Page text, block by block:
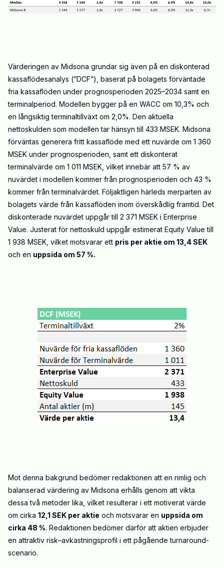
Värderingen av Midsona grundar sig även på en diskonterad
kassaflödesanalys (”DCF”), baserat på bolagets förväntade
fria kassaflöden under prognosperioden 2025–2034 samt en
terminalperiod. Modellen bygger på en WACC om 10,3% och
en långsiktig terminaltillväxt om 2,0%. Den aktuella
nettoskulden som modellen tar hänsyn till 433 MSEK. Midsona
förväntas generera fritt kassaflöde med ett nuvärde om 1 360
MSEK under prognosperioden, samt ett diskonterat
terminalvärde om 1 011 MSEK, vilket innebär att 57 % av
nuvärdet i modellen kommer från prognosperioden och 43 %
kommer från terminalvärdet. Följaktligen härleds merparten av
bolagets värde från kassaflöden inom överskådlig framtid. Det
diskonterade nuvärdet uppgår till 2 371 MSEK i Enterprise
Value. Justerat för nettoskuld uppgår estimerat Equity Value till
1 938 MSEK, vilket motsvarar ett pris per aktie om 13,4 SEK
och en uppsida om 57 %.
Mot denna bakgrund bedömer redaktionen att en rimlig och
balanserad värdering av Midsona erhålls genom att vikta
dessa två metoder lika, vilket resulterar i ett motiverat värde
om cirka 12,1 SEK per aktie och motsvarar en uppsida om
cirka 48 %. Redaktionen bedömer därför att aktien erbjuder
en attraktiv risk–avkastningsprofil i ett pågående turnaround-
scenario.